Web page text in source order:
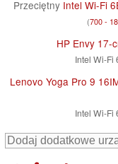
Przeciętny Intel Wi-Fi
(700 -
HP Envy 17-
Intel Wi-Fi
Lenovo Yoga Pro 9
Intel Wi-Fi